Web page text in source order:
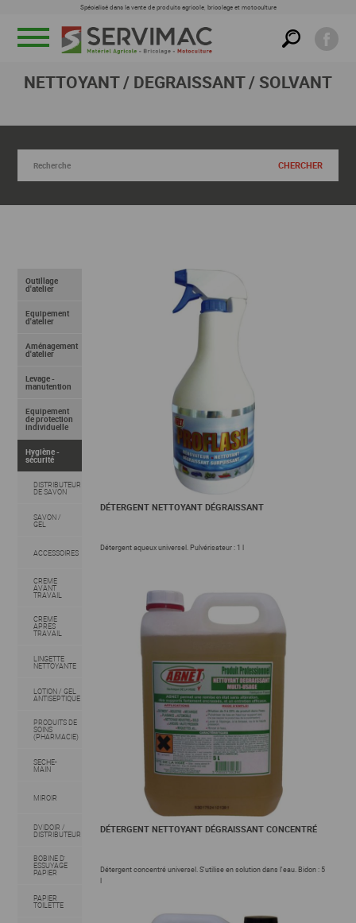
Spécialisé dans la vente de produits agricole, bricolage et motoculture
RECHERCHER DANS CETTE FAMILLE
NETTOYANT / DEGRAISSANT / SOLVANT
Outillage
d'atelier
Equipement
d'atelier
Aménagement
d'atelier
Levage -
manutention
Equipement
de protection
individuelle
Hygiène -
sécurité
DISTRIBUTEUR
DE SAVON
SAVON /
GEL
ACCESSOIRES
CREME
AVANT
TRAVAIL
CREME
APRES
TRAVAIL
LINGETTE
NETTOYANTE
LOTION / GEL
ANTISEPTIQUE
PRODUITS DE
SOINS
(PHARMACIE)
SECHE-
MAIN
MIROIR
DVIDOIR /
DISTRIBUTEUR
BOBINE D'
ESSUYAGE
PAPIER
PAPIER
TOILETTE
DÉTERGENT NETTOYANT DÉGRAISSANT
Détergent aqueux universel. Pulvérisateur : 1 l
DÉTERGENT NETTOYANT DÉGRAISSANT CONCENTRÉ
Détergent concentré universel. S'utilise en solution dans l'eau. Bidon : 5
l